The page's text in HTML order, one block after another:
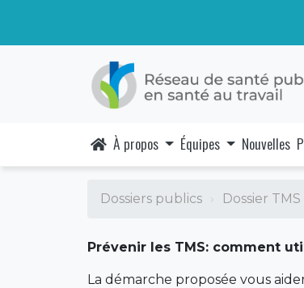
À propos Équipes Nouvelles
Dossiers publics Dossier TMS
Prévenir les TMS: comment
La démarche proposée vous